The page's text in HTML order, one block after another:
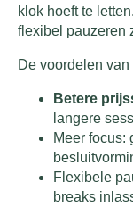
klok hoeft te
flexibel pauzeren
De voordelen
Betere
langere
Meer focus:
Flexibele
breaks